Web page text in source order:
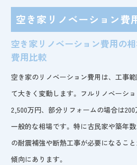
空き家リノベーション費
空き家リノベーション費用の
費用比較
空き家のリノベーション費用は、工事
て大きく変動します。フルリノベーシ
2,500万円、部分リフォームの場合は
一般的な相場です。特に古民家や築年
の耐震補強や断熱工事が必要になるこ
傾向にあります。